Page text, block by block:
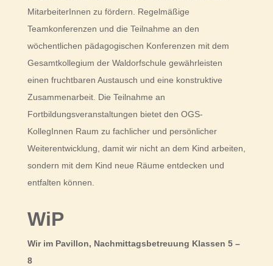
MitarbeiterInnen zu fördern. Regelmäßige
Teamkonferenzen und die Teilnahme an den
wöchentlichen pädagogischen Konferenzen mit dem
Gesamtkollegium der Waldorfschule gewährleisten
einen fruchtbaren Austausch und eine konstruktive
Zusammenarbeit. Die Teilnahme an
Fortbildungsveranstaltungen bietet den OGS-
KollegInnen Raum zu fachlicher und persönlicher
Weiterentwicklung, damit wir nicht an dem Kind arbeiten,
sondern mit dem Kind neue Räume entdecken und
entfalten können.
WiP
Wir im Pavillon, Nachmittagsbetreuung Klassen 5 –
8